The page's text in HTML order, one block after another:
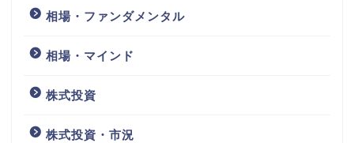
相場・ファンダメンタル
相場・マインド
株式投資
株式投資・市況